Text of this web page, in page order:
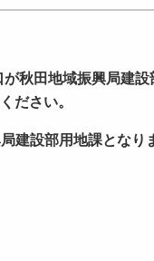
秋田地域振興局建設
さい。
建設部用地課となり